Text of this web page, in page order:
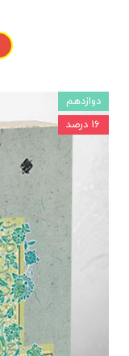
دوازدهم
۱۶ درصد